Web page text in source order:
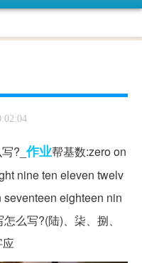
?_作业帮基数:zero on
nine ten eleven twelv
eighteen nin
怎么写?(陆)、柒、捌、
应